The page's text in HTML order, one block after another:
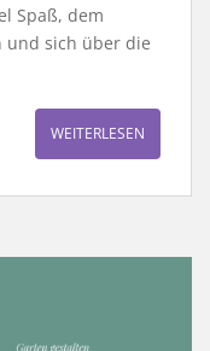
Spaß, dem
und sich über die
WEITERLESEN